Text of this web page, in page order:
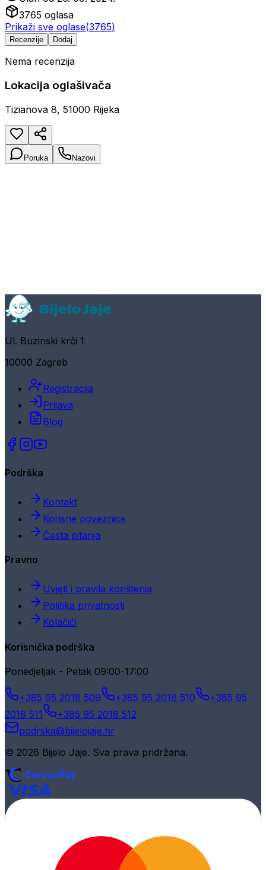
3765 oglasa
Prikaži sve oglase(3765)
Recenzije Dodaj
Nema recenzija
Lokacija oglašivača
Tizianova 8, 51000 Rijeka
Poruka Nazovi
Ul. Buzinski krči 1
10000 Zagreb
Registracija
Prijava
Blog
Podrška
Kontakt
Korisne poveznice
Česta pitanja
Pravno
Uvjeti i pravila korištenja
Politika privatnosti
Kolačići
Korisnička podrška
Ponedjeljak - Petak 09:00-17:00
+385 95 2018 509 +385 95 2018 510
+385 95
2018 511
+385 95 2018 512
podrska@bijelojaje.hr
© 2026 Bijelo Jaje. Sva prava pridržana.